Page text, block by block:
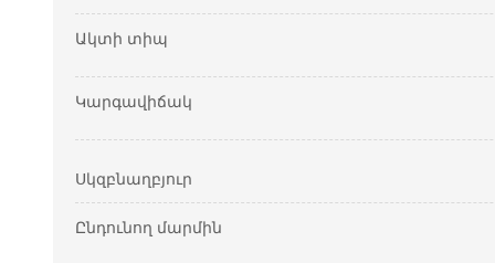
Ակտի տիպ
Կարգավիճակ
Սկզբնաղբյուր
Ընդունող մարմին